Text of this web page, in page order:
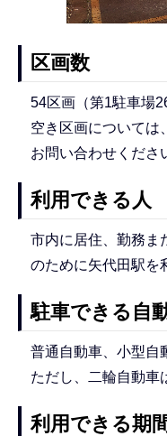
区画数
54区画（第1駐車場
空き区画については
お問い合わせくださ
利用できる人
市内に居住、勤務ま
のために矢代田駅を
駐車できる自
普通自動車、小型自
ただし、二輪自動車
利用できる期